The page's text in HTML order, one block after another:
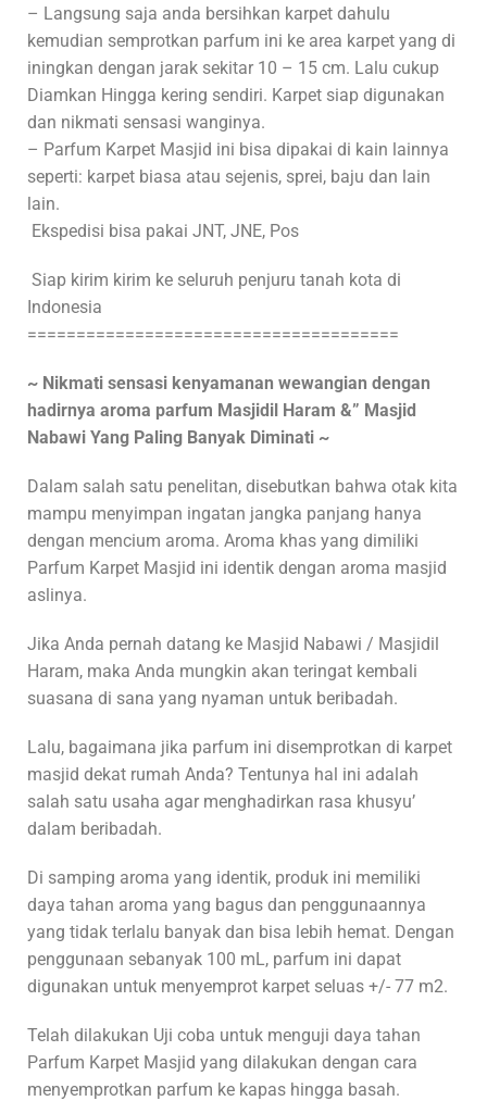
– Langsung saja anda bersihkan karpet dahulu
kemudian semprotkan parfum ini ke area karpet yang di
iningkan dengan jarak sekitar 10 – 15 cm. Lalu cukup
Diamkan Hingga kering sendiri. Karpet siap digunakan
dan nikmati sensasi wanginya.
– Parfum Karpet Masjid ini bisa dipakai di kain lainnya
seperti: karpet biasa atau sejenis, sprei, baju dan lain
lain.
Ekspedisi bisa pakai JNT, JNE, Pos
Siap kirim kirim ke seluruh penjuru tanah kota di
Indonesia
======================================
~ Nikmati sensasi kenyamanan wewangian dengan
hadirnya aroma parfum Masjidil Haram &” Masjid
Nabawi Yang Paling Banyak Diminati ~
Dalam salah satu penelitan, disebutkan bahwa otak kita
mampu menyimpan ingatan jangka panjang hanya
dengan mencium aroma. Aroma khas yang dimiliki
Parfum Karpet Masjid ini identik dengan aroma masjid
aslinya.
Jika Anda pernah datang ke Masjid Nabawi / Masjidil
Haram, maka Anda mungkin akan teringat kembali
suasana di sana yang nyaman untuk beribadah.
Lalu, bagaimana jika parfum ini disemprotkan di karpet
masjid dekat rumah Anda? Tentunya hal ini adalah
salah satu usaha agar menghadirkan rasa khusyu’
dalam beribadah.
Di samping aroma yang identik, produk ini memiliki
daya tahan aroma yang bagus dan penggunaannya
yang tidak terlalu banyak dan bisa lebih hemat. Dengan
penggunaan sebanyak 100 mL, parfum ini dapat
digunakan untuk menyemprot karpet seluas +/- 77 m2.
Telah dilakukan Uji coba untuk menguji daya tahan
Parfum Karpet Masjid yang dilakukan dengan cara
menyemprotkan parfum ke kapas hingga basah.